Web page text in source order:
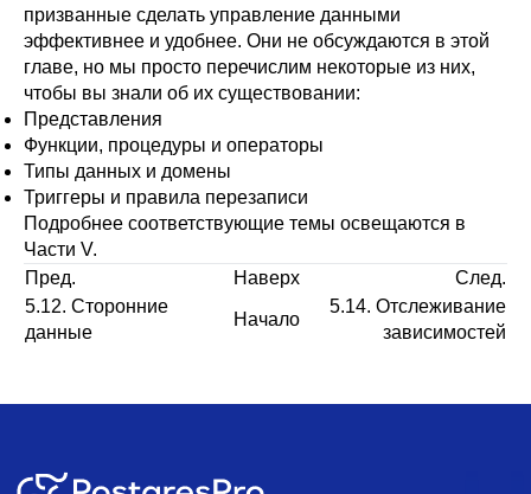
призванные сделать управление данными
эффективнее и удобнее. Они не обсуждаются в этой
главе, но мы просто перечислим некоторые из них,
чтобы вы знали об их существовании:
Представления
Функции, процедуры и операторы
Типы данных и домены
Триггеры и правила перезаписи
Подробнее соответствующие темы освещаются в
Части V.
Пред.
Наверх
След.
5.12. Сторонние
данные
Начало
5.14. Отслеживание
зависимостей